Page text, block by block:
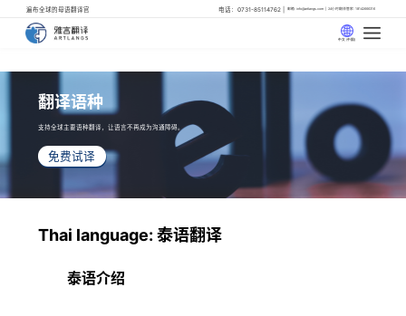
遍布全球的母语翻译官 电话：0731-85114762 邮箱: info@artlangs.com 24小时翻译管家: 18142666316
中文 (中国)
翻译语种
支持全球主要语种翻译，让语言不再成为沟通障碍。
免费试译
Thai language: 泰语翻译
泰语介绍